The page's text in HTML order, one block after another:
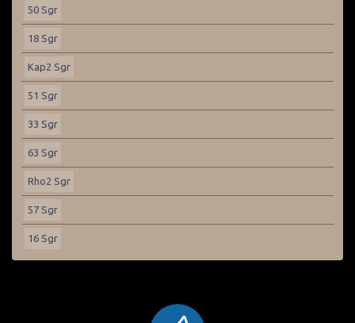
50 Sgr
18 Sgr
Kap2 Sgr
51 Sgr
33 Sgr
63 Sgr
Rho2 Sgr
57 Sgr
16 Sgr